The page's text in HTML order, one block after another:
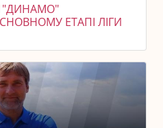
"ДИНАМО"
ЕТАПІ ЛІГИ